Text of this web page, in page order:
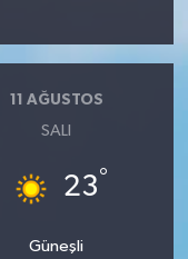
11 AĞUSTOS
SALI
23°
Güneşli